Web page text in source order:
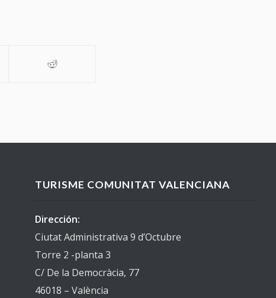
TURISME COMUNITAT VALENCIANA
Dirección:
Ciutat Administrativa 9 d’Octubre
Torre 2 -planta 3
C/ De la Democràcia, 77
46018 – València